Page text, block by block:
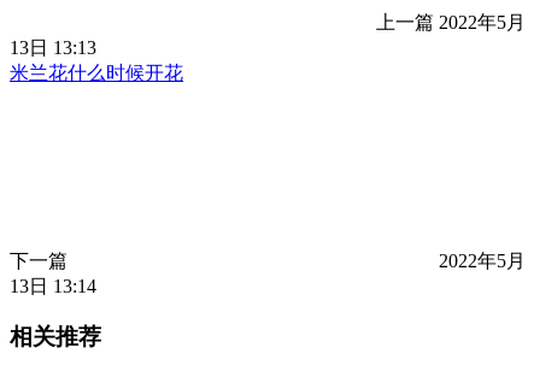
上一篇 2022年5月
13日 13:13
米兰花什么时候开花
下一篇
2022年5月
13日 13:14
相关推荐